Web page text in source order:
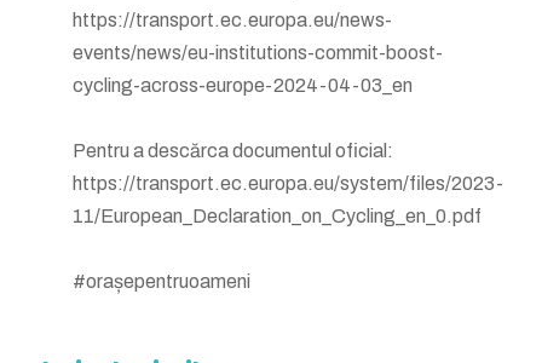
https://transport.ec.europa.eu/news-
events/news/eu-institutions-commit-boost-
cycling-across-europe-2024-04-03_en
Pentru a descărca documentul oficial:
https://transport.ec.europa.eu/system/files/2023-
11/European_Declaration_on_Cycling_en_0.pdf
#orașepentruoameni